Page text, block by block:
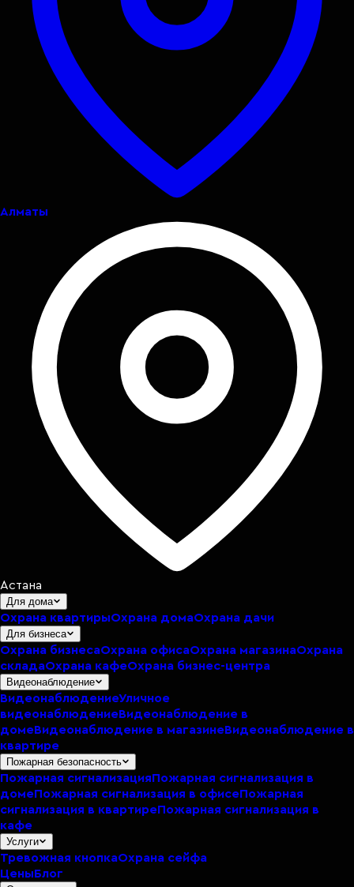
Алматы
Астана
Для дома
Охрана квартирыОхрана домаОхрана дачи
Для бизнеса
Охрана бизнесаОхрана офисаОхрана магазинаОхрана
складаОхрана кафеОхрана бизнес-центра
Видеонаблюдение
ВидеонаблюдениеУличное
видеонаблюдениеВидеонаблюдение в
домеВидеонаблюдение в магазинеВидеонаблюдение в
квартире
Пожарная безопасность
Пожарная сигнализацияПожарная сигнализация в
домеПожарная сигнализация в офисеПожарная
сигнализация в квартиреПожарная сигнализация в
кафе
Услуги
Тревожная кнопкаОхрана сейфа
ЦеныБлог